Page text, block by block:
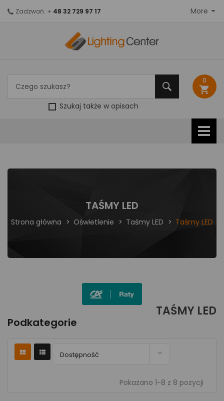
Szukaj także w opisach
0
shopping_cart
Zadzwoń: + 48 32 729 97 17 More
TAŚMY LED
Strona główna Oświetlenie Taśmy LED Taśmy LED
TAŚMY LED
Podkategorie
Dostępność 
Pokazano 1-8 z 8 pozycji